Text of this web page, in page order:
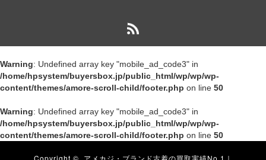
Warning: Undefined array key "mobile_ad_code3" in
/home/hpsystem/buyersbox.jp/public_html/wp/wp/wp-
content/themes/amore-scroll-child/footer.php on line 50
Warning: Undefined array key "mobile_ad_code3" in
/home/hpsystem/buyersbox.jp/public_html/wp/wp/wp-
content/themes/amore-scroll-child/footer.php on line 50